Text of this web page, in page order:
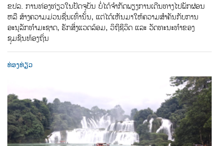
ຂປລ. ການທ່ອງທ່ຽວໃນປັດຈຸບັນ ບໍ່ໄດ້ຈຳກັດພຽງການເດີນທາງໄປພັກຜ່ອນ
ຫລື ສ້າງຄວາມມ່ວນຊື່ນເທົ່ານັ້ນ, ແຕ່ໄດ້ເຫັນມາໃຫ້ຄວາມສຳຄັນກັບການ
ອະນຸລັກທຳມະຊາດ, ຮັກສິ່ງແວດລ້ອມ, ວິຖີຊີວິດ ແລະ ວັດທະນະທຳຂອງ
ຊຸມຊົນທ້ອງຖິ່ນ
ທ່ອງທ່ຽວ